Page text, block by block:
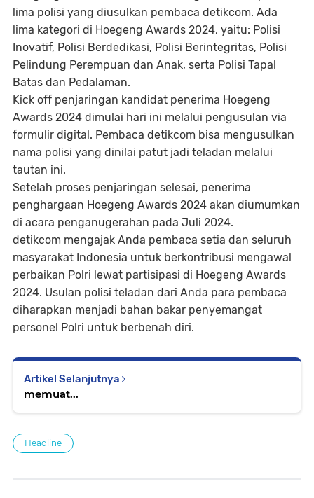
lima polisi yang diusulkan pembaca detikcom. Ada
lima kategori di Hoegeng Awards 2024, yaitu: Polisi
Inovatif, Polisi Berdedikasi, Polisi Berintegritas, Polisi
Pelindung Perempuan dan Anak, serta Polisi Tapal
Batas dan Pedalaman.
Kick off penjaringan kandidat penerima Hoegeng
Awards 2024 dimulai hari ini melalui pengusulan via
formulir digital. Pembaca detikcom bisa mengusulkan
nama polisi yang dinilai patut jadi teladan melalui
tautan ini.
Setelah proses penjaringan selesai, penerima
penghargaan Hoegeng Awards 2024 akan diumumkan
di acara penganugerahan pada Juli 2024.
detikcom mengajak Anda pembaca setia dan seluruh
masyarakat Indonesia untuk berkontribusi mengawal
perbaikan Polri lewat partisipasi di Hoegeng Awards
2024. Usulan polisi teladan dari Anda para pembaca
diharapkan menjadi bahan bakar penyemangat
personel Polri untuk berbenah diri.
Artikel Selanjutnya
memuat...
Headline